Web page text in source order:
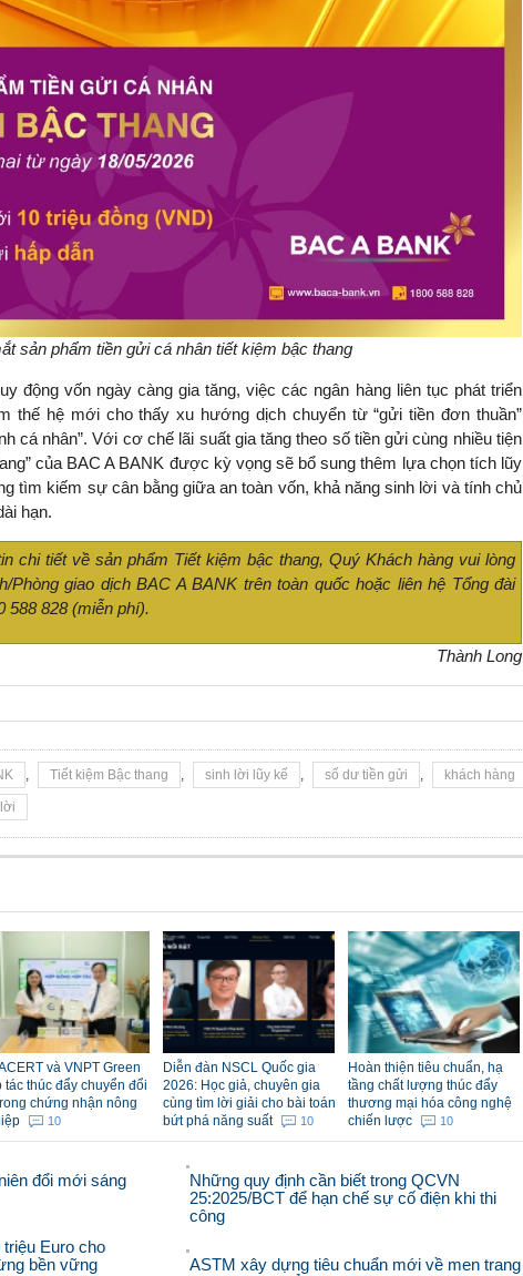
sản phẩm tiền gửi cá nhân tiết kiệm bậc thang
động vốn ngày càng gia tăng, việc các ngân hàng liên tục phát triển
thế hệ mới cho thấy xu hướng dịch chuyển từ “gửi tiền đơn thuần”
cá nhân”. Với cơ chế lãi suất gia tăng theo số tiền gửi cùng nhiều tiện
của BAC A BANK được kỳ vọng sẽ bổ sung thêm lựa chọn tích lũy
tìm kiếm sự cân bằng giữa an toàn vốn, khả năng sinh lời và tính chủ
hạn.
chi tiết về sản phẩm Tiết kiệm bậc thang, Quý Khách hàng vui lòng
Phòng giao dịch BAC A BANK trên toàn quốc hoặc liên hệ Tổng đài
588 828 (miễn phí).
Thành Long
Tiết kiệm Bậc thang sinh lời lũy kế số dư tiền gửi khách hàng
và VNPT Green
tác thúc đẩy chuyển đổi
chứng nhận nông
10
Diễn đàn NSCL Quốc gia
2026: Học giả, chuyên gia
cùng tìm lời giải cho bài toán
bứt phá năng suất
10
Hoàn thiện tiêu chuẩn, hạ
tầng chất lượng thúc đẩy
thương mại hóa công nghệ
chiến lược
10
đổi mới sáng
Euro cho
bền vững
Những quy định cần biết trong QCVN
25:2025/BCT để hạn chế sự cố điện khi thi
công
ASTM xây dựng tiêu chuẩn mới về men trang